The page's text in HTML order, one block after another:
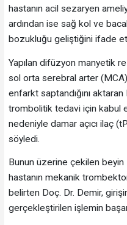
hastanın acil sezaryen
ardından ise sağ kol ve
bozukluğu geliştiğini ifade
Yapılan difüzyon manyetik
sol orta serebral arter
enfarkt saptandığını
trombolitik tedavi için kabul
nedeniyle damar açıcı ilaç
söyledi.
Bunun üzerine çekilen
hastanın mekanik
belirten Doç. Dr. Demir,
gerçekleştirilen işlemin